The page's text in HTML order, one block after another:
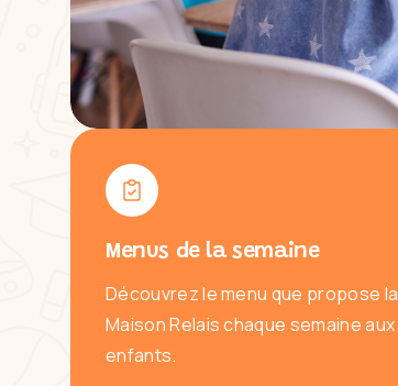
Menus de la semaine
Découvrez le menu que propose la
Maison Relais chaque semaine aux
enfants.